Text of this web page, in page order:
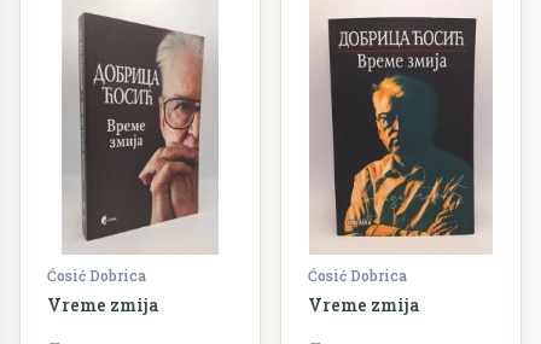
Ćosić Dobrica
Vreme zmija
Ćosić Dobrica
Vreme zmija